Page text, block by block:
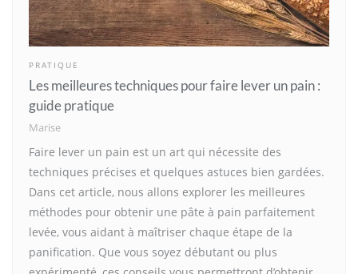
PRATIQUE
Les meilleures techniques pour faire lever un pain :
guide pratique
Marise
Faire lever un pain est un art qui nécessite des
techniques précises et quelques astuces bien gardées.
Dans cet article, nous allons explorer les meilleures
méthodes pour obtenir une pâte à pain parfaitement
levée, vous aidant à maîtriser chaque étape de la
panification. Que vous soyez débutant ou plus